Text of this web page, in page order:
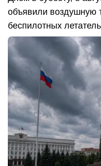
объявили воздушную
беспилотных